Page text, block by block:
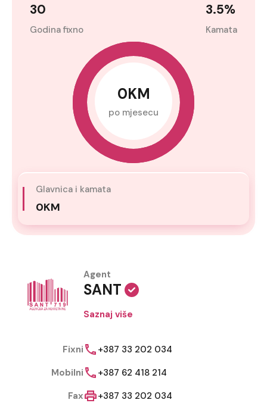
30
Godina fixno
3.5%
Kamata
0KM
po mjesecu
Glavnica i kamata
0KM
Agent
SANT
Saznaj više
Fixni
+387 33 202 034
Mobilni
+387 62 418 214
Fax
+387 33 202 034